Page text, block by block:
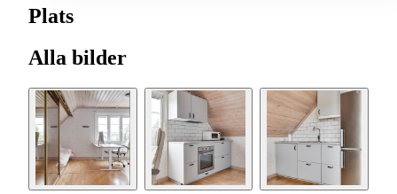
Plats
Alla bilder